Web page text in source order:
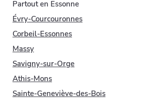
Partout en Essonne
Évry-Courcouronnes
Corbeil-Essonnes
Massy
Savigny-sur-Orge
Athis-Mons
Sainte-Geneviève-des-Bois